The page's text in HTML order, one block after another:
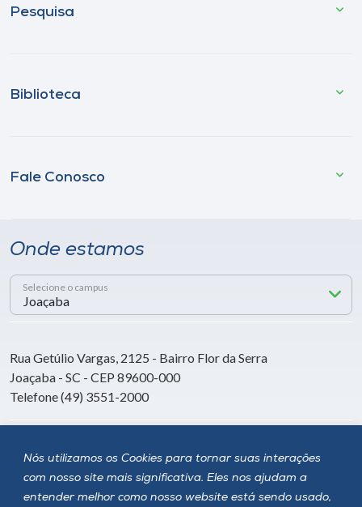
Nós utilizamos os Cookies para tornar suas interações
com nosso site mais significativa. Eles nos ajudam a
entender melhor como nosso website está sendo usado,
Pesquisa
Biblioteca
Fale Conosco
Onde estamos
Selecione o campus
Rua Getúlio Vargas, 2125 - Bairro Flor da Serra
Joaçaba - SC - CEP 89600-000
Telefone (49) 3551-2000
Siga a Unoesc